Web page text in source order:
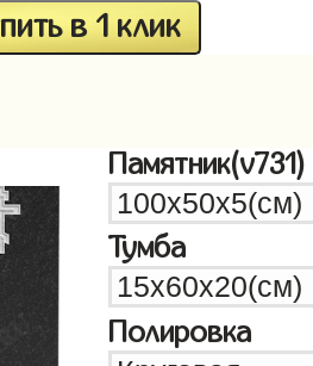
в 1 клик
Памятник(v731)
Тумба
Полировка